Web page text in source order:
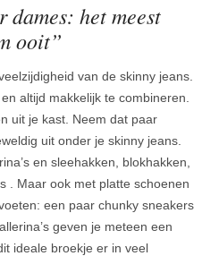
dames: het meest
ooit”
van de skinny jeans.
altijd makkelijk te combineren.
uit je kast. Neem dat paar
uit onder je skinny jeans.
en sleehakken, blokhakken,
. Maar ook met platte schoenen
een paar chunky sneakers
geven je meteen een
ideale broekje er in veel